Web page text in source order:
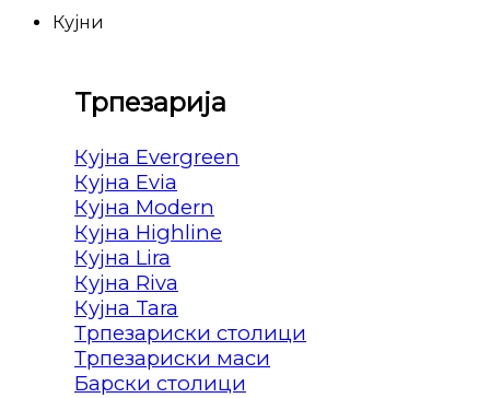
Кујни
Трпезарија
Кујна Evergreen
Кујна Evia
Кујна Modern
Кујна Highline
Кујна Lira
Кујна Riva
Кујна Tara
Трпезариски столици
Трпезариски маси
Барски столици